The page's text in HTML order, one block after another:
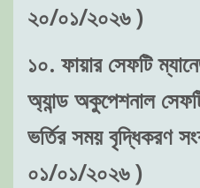
২০/০১/২০২৬ )
১০. ফায়ার সেফটি
অ্যান্ড অকুপেশনাল
ভর্তির সময় বৃদ্ধিকরণ
০১/০১/২০২৬ )